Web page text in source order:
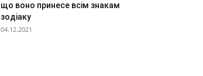
що воно принесе всім знакам
зодіаку
04.12.2021